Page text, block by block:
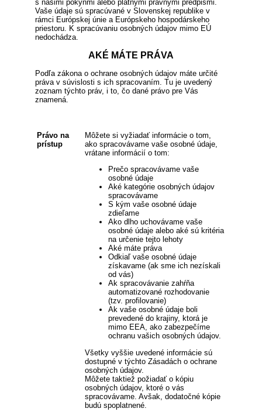
s našimi pokynmi alebo platnými právnymi predpismi.
Vaše údaje sú spracúvané v Slovenskej republike v
rámci Európskej únie a Európskeho hospodárskeho
priestoru. K spracúvaniu osobných údajov mimo EÚ
nedochádza.
AKÉ MÁTE PRÁVA
Podľa zákona o ochrane osobných údajov máte určité
práva v súvislosti s ich spracovaním. Tu je uvedený
zoznam týchto práv, i to, čo dané právo pre Vás
znamená.
Právo na
prístup
Môžete si vyžiadať informácie o tom,
ako spracovávame vaše osobné údaje,
vrátane informácií o tom:
Prečo spracovávame vaše
osobné údaje
Aké kategórie osobných údajov
spracovávame
S kým vaše osobné údaje
zdieľame
Ako dlho uchovávame vaše
osobné údaje alebo aké sú kritéria
na určenie tejto lehoty
Aké máte práva
Odkiaľ vaše osobné údaje
získavame (ak sme ich nezískali
od vás)
Ak spracovávanie zahŕňa
automatizované rozhodovanie
(tzv. profilovanie)
Ak vaše osobné údaje boli
prevedené do krajiny, ktorá je
mimo EEA, ako zabezpečíme
ochranu vašich osobných údajov.
Všetky vyššie uvedené informácie sú
dostupné v týchto Zásadách o ochrane
osobných údajov.
Môžete taktiež požiadať o kópiu
osobných údajov, ktoré o vás
spracovávame. Avšak, dodatočné kópie
budú spoplatnené.